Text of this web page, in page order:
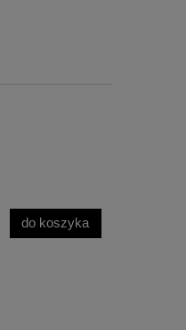
do koszyka